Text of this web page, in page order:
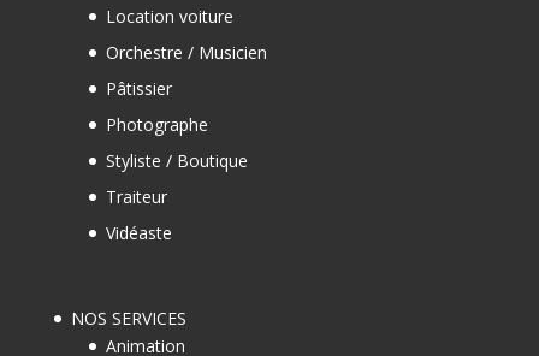
Location voiture
Orchestre / Musicien
Pâtissier
Photographe
Styliste / Boutique
Traiteur
Vidéaste
NOS SERVICES
Animation